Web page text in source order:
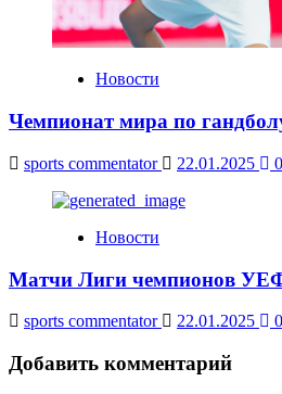
Новости
Чемпионат мира по
sports commentator 22.01.2025 0
Новости
Матчи Лиги чемпионов
sports commentator 22.01.2025 0
Добавить комментарий